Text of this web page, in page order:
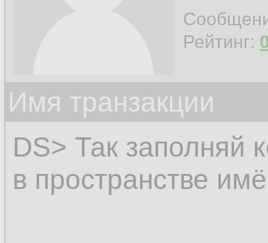
Рейтинг:
Имя транзакции
DS> Так заполняй
в пространстве